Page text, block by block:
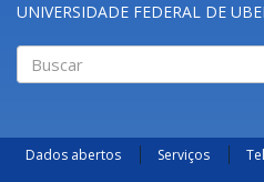
UNIVERSIDADE FEDERAL DE
Dados abertos Serviços